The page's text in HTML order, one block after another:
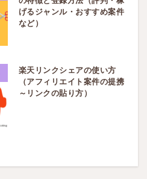
げるジャンル・おすすめ案件
など）
楽天リンクシェアの使い方
（アフィリエイト案件の提携
～リンクの貼り方）